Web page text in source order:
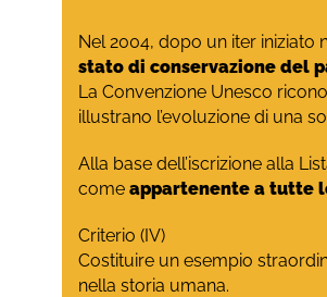
Nel 2004, dopo un iter iniziato
stato di conservazione del
La Convenzione Unesco
illustrano l’evoluzione di una
Alla base dell’iscrizione alla
come appartenente a tutte
Criterio (IV)
Costituire un esempio
nella storia umana.